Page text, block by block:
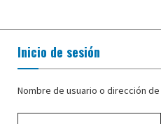
Inicio de sesión
Nombre de usuario o dirección